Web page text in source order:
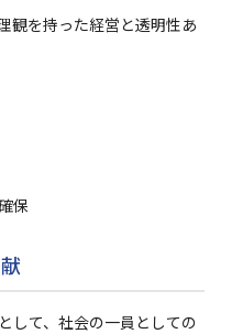
観を持った経営と透明性あ
保
して、社会の一員としての